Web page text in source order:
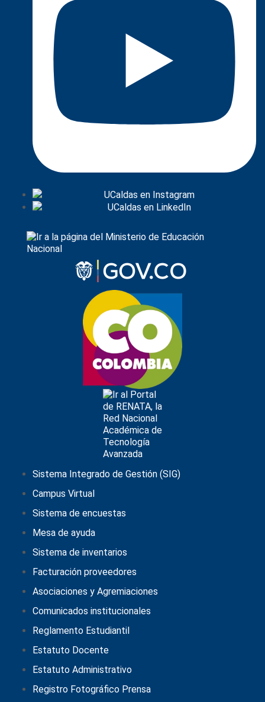
Sistema Integrado de Gestión (SIG)
Campus Virtual
Sistema de encuestas
Mesa de ayuda
Sistema de inventarios
Facturación proveedores
Asociaciones y Agremiaciones
Comunicados institucionales
Reglamento Estudiantil
Estatuto Docente
Estatuto Administrativo
Registro Fotográfico Prensa